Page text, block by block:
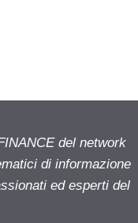
del network
di informazione
ed esperti del